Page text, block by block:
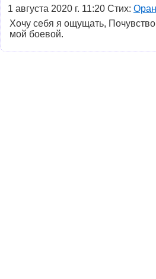
1 августа 2020 г. 11:20 Стих:
Хочу себя я ощущать,
мой боевой.